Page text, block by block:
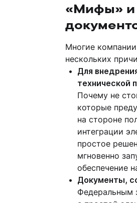
«Мифы» и
Многие
нескольких
Для
технической
Почему не
которые
на стороне
интеграции
простое
мгновенно
обеспечение
Документы,
Федеральным